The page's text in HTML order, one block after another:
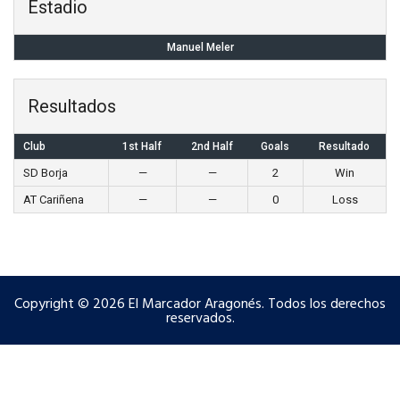
Estadio
Manuel Meler
Resultados
Club 1st Half 2nd Half Goals Resultado
SD Borja — — 2
Win
AT Cariñena
— — 0 Loss
Copyright © 2026 El Marcador Aragonés. Todos los derechos
reservados.